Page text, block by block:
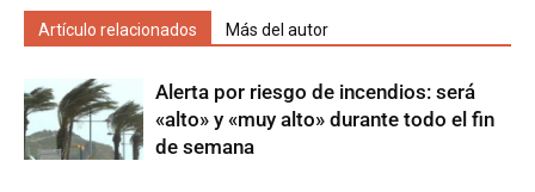
Artículo relacionados Más del autor
Alerta por riesgo de incendios: será
«alto» y «muy alto» durante todo el fin
de semana